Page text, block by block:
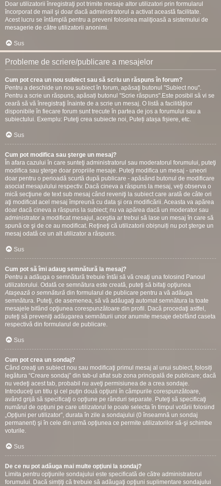
Doar utilizatorii înregistraţi pot trimite mesaje altor utilizatori prin formularul
încorporat de mail şi doar dacă administratorul a activat această facilitate.
Acest lucru se întâmplă pentru a preveni folosirea maliţioasă a sistemului de
mesagerie de către utilizatorii anonimi.
Sus
Probleme de scriere/publicare a mesajelor
Cum pot crea un nou subiect sau să scriu un răspuns în forum?
Pentru a deschide un nou subiect în forum, apăsaţi butonul "Subiect nou".
Pentru a scrie un răspuns, apăsați butonul "Scrie răspuns".Este posibil să vi se
ceară să vă înregistraţi înainte de a scrie un mesaj. O listă a facilităţilor
disponibile în fiecare forum sunt trecute în partea de jos a forumului sau a
subiectului. Exemplu: Puteţi crea subiecte noi, Puteți atașa fișiere, etc.
Sus
Cum pot modifica sau şterge un mesaj?
În afara cazului în care sunteţi administratorul sau moderatorul forumului, puteţi
modifica sau şterge doar propriile mesaje. Puteţi modifica un mesaj - uneori
doar pentru o perioadă scurtă după publicare - apăsând butonul de modificare
asociat mesajulului respectiv. Dacă cineva a răspuns la mesaj, veţi observa o
mică secţiune de text sub mesaj când reveniţi la subiect care arată de câte ori
aţi modificat acel mesaj împreună cu data şi ora modificării. Aceasta va apărea
doar dacă cineva a răspuns la subiect; nu va apărea dacă un moderator sau
administrator a modificat mesajul, aceştia ar trebui să lase un mesaj în care să
spună ce şi de ce au modificat. Reţineţi că utilizatorii obișnuiți nu pot şterge un
mesaj odată ce un alt utilizator a răspuns.
Sus
Cum pot să îmi adaug semnătură la mesaj?
Pentru a adăuga o semnătură trebuie întâi să vă creaţi una folosind Panoul
utilizatorului. Odată ce semnătura este creată, puteţi să bifaţi opţiunea
Ataşează o semnătură din formularul de publicare pentru a vă adăuga
semnătura. Puteţi, de asemenea, să vă adăugaţi automat semnătura la toate
mesajele bifând opţiunea corespunzătoare din profil. Dacă procedaţi astfel,
puteţi să preveniţi adăugarea semnăturii unor anumite mesaje debifând caseta
respectivă din formularul de publicare.
Sus
Cum pot crea un sondaj?
Când creaţi un subiect nou sau modificaţi primul mesaj al unui subiect, folosiți
legătura “Creare sondaj” din tab-ul aflat sub zona principală de publicare; dacă
nu vedeţi acest tab, probabil nu aveţi permisiunea de a crea sondaje.
Introduceţi un titlu şi cel puţin două opţiuni în câmpurile corespunzătoare,
având grijă să specificaţi o opţiune pe rânduri separate. Puteţi să specificaţi
numărul de opţiuni pe care utilizatorul le poate selecta în timpul votării folosind
„Opţiuni per utilizator”, durata în zile a sondajului (0 înseamnă un sondaj
permanent) şi în cele din urmă opţiunea ce permite utilizatorilor să-şi schimbe
voturile.
Sus
De ce nu pot adăuga mai multe opţiuni la sondaj?
Limita pentru opţiunile sondajului este specificată de către administratorul
forumului. Dacă simțiţi că trebuie să adăugaţi opţiuni suplimentare sondajului